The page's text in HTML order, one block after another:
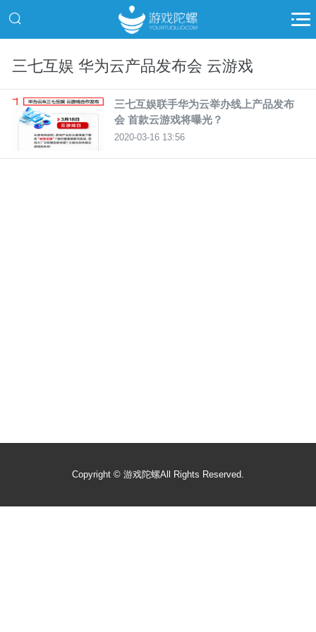
三七互娱 华为云产品发布会 云游戏
三七互娱联手华为云举办线上产品发布
会 首款云游戏将曝光？
2020-03-16 13:56
Copyright © 游戏陀螺All Rights Reserved.